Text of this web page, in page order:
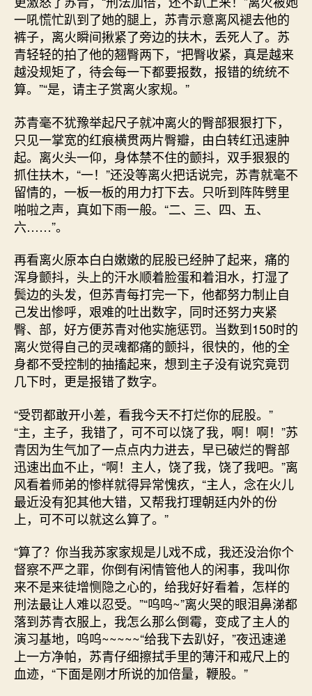
一吼慌忙趴到了她的腿上，苏青示意离风褪去他的
裤子，离火瞬间揪紧了旁边的扶木，丢死人了。苏
青轻轻的拍了他的翘臀两下，“把臀收紧，真是越来
越没规矩了，待会每一下都要报数，报错的统统不
算。”“是，请主子赏离火家规。”
苏青毫不犹豫举起尺子就冲离火的臀部狠狠打下，
只见一掌宽的红痕横贯两片臀瓣，由白转红迅速肿
起。离火头一仰，身体禁不住的颤抖，双手狠狠的
抓住扶木，“一！”还没等离火把话说完，苏青就毫不
留情的，一板一板的用力打下去。只听到阵阵劈里
啪啦之声，真如下雨一般。“二、三、四、五、
六……”。
再看离火原本白白嫩嫩的屁股已经肿了起来，痛的
浑身颤抖，头上的汗水顺着脸蛋和着泪水，打湿了
鬓边的头发，但苏青每打完一下，他都努力制止自
己发出惨呼，艰难的吐出数字，同时还努力夹紧
臀、部，好方便苏青对他实施惩罚。当数到150时的
离火觉得自己的灵魂都痛的颤抖，很快的，他的全
身都不受控制的抽搐起来，想到主子没有说究竟罚
几下时，更是报错了数字。
“受罚都敢开小差，看我今天不打烂你的屁股。”
“主，主子，我错了，可不可以饶了我，啊！啊！”苏
青因为生气加了一点点内力进去，早已破烂的臀部
迅速出血不止，“啊！主人，饶了我，饶了我吧。”离
风看着师弟的惨样就得异常愧疚，“主人，念在火儿
最近没有犯其他大错，又帮我打理朝廷内外的份
上，可不可以就这么算了。”
“算了？你当我苏家家规是儿戏不成，我还没治你个
督察不严之罪，你倒有闲情管他人的闲事，我叫你
来不是来徒增恻隐之心的，给我好好看着，怎样的
刑法最让人难以忍受。”“呜呜~”离火哭的眼泪鼻涕都
落到苏青衣服上，我怎么那么倒霉，变成了主人的
演习基地，呜呜~~~~~“给我下去趴好，”夜迅速递
上一方净帕，苏青仔细擦拭手里的薄汗和戒尺上的
血迹，“下面是刚才所说的加倍量，鞭股。”